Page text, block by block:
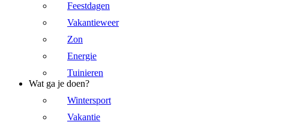
Feestdagen
Vakantieweer
Zon
Energie
Tuinieren
Wat ga je doen?
Wintersport
Vakantie